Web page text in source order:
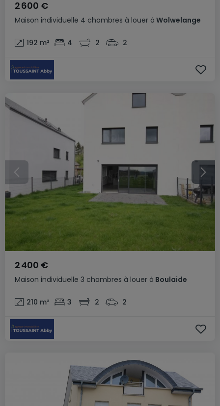
Maison individuelle 4 chambres à louer à Wolwelange
2 600 €
192 m² 4 2 2
Maison individuelle 3 chambres à louer à Boulaide
2 400 €
210 m² 3 2 2